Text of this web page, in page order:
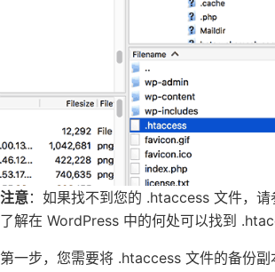
注意：如果找不到您的 .htaccess 文件，请
了解在 WordPress 中的何处可以找到
第一步，您需要将 .htaccess 文件的备份